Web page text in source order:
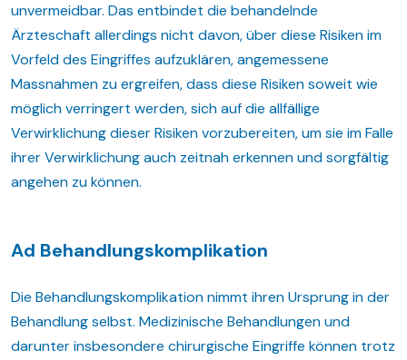
unvermeidbar. Das entbindet die behandelnde
Ärzteschaft allerdings nicht davon, über diese Risiken im
Vorfeld des Eingriffes aufzuklären, angemessene
Massnahmen zu ergreifen, dass diese Risiken soweit wie
möglich verringert werden, sich auf die allfällige
Verwirklichung dieser Risiken vorzubereiten, um sie im Falle
ihrer Verwirklichung auch zeitnah erkennen und sorgfältig
angehen zu können.
Ad Behandlungskomplikation
Die Behandlungskomplikation nimmt ihren Ursprung in der
Behandlung selbst. Medizinische Behandlungen und
darunter insbesondere chirurgische Eingriffe können trotz